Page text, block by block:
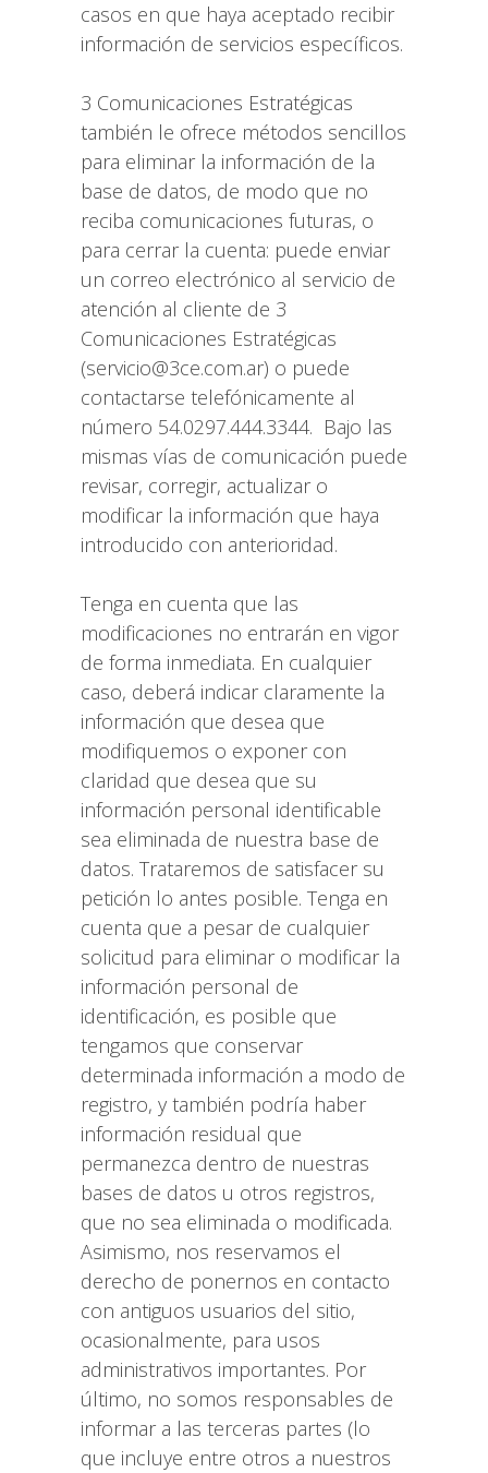
casos en que haya aceptado recibir
información de servicios específicos.
3 Comunicaciones Estratégicas
también le ofrece métodos sencillos
para eliminar la información de la
base de datos, de modo que no
reciba comunicaciones futuras, o
para cerrar la cuenta: puede enviar
un correo electrónico al servicio de
atención al cliente de 3
Comunicaciones Estratégicas
(servicio@3ce.com.ar) o puede
contactarse telefónicamente al
número 54.0297.444.3344. Bajo las
mismas vías de comunicación puede
revisar, corregir, actualizar o
modificar la información que haya
introducido con anterioridad.
Tenga en cuenta que las
modificaciones no entrarán en vigor
de forma inmediata. En cualquier
caso, deberá indicar claramente la
información que desea que
modifiquemos o exponer con
claridad que desea que su
información personal identificable
sea eliminada de nuestra base de
datos. Trataremos de satisfacer su
petición lo antes posible. Tenga en
cuenta que a pesar de cualquier
solicitud para eliminar o modificar la
información personal de
identificación, es posible que
tengamos que conservar
determinada información a modo de
registro, y también podría haber
información residual que
permanezca dentro de nuestras
bases de datos u otros registros,
que no sea eliminada o modificada.
Asimismo, nos reservamos el
derecho de ponernos en contacto
con antiguos usuarios del sitio,
ocasionalmente, para usos
administrativos importantes. Por
último, no somos responsables de
informar a las terceras partes (lo
que incluye entre otros a nuestros